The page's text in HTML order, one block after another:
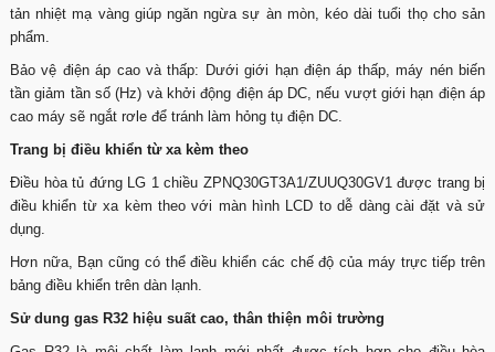
tản nhiệt mạ vàng giúp ngăn ngừa sự àn mòn, kéo dài tuổi thọ cho sản
phẩm.
Bảo vệ điện áp cao và thấp: Dưới giới hạn điện áp thấp, máy nén biến
tần giảm tần số (Hz) và khởi động điện áp DC, nếu vượt giới hạn điện áp
cao máy sẽ ngắt rơle để tránh làm hỏng tụ điện DC.
Trang bị điều khiển từ xa kèm theo
Điều hòa tủ đứng LG 1 chiều ZPNQ30GT3A1/ZUUQ30GV1 được trang bị
điều khiển từ xa kèm theo với màn hình LCD to dễ dàng cài đặt và sử
dụng.
Hơn nữa, Bạn cũng có thể điều khiển các chế độ của máy trực tiếp trên
bảng điều khiển trên dàn lạnh.
Sử dung gas R32 hiệu suất cao, thân thiện môi trường